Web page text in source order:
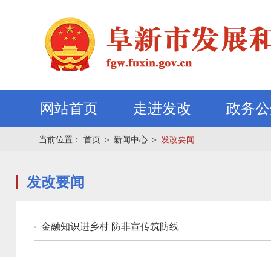
网站首页 走进发改 政务
当前位置： 首页 ＞ 新闻中心 ＞ 发改要闻
发改要闻
金融知识进乡村 防非宣传筑防线